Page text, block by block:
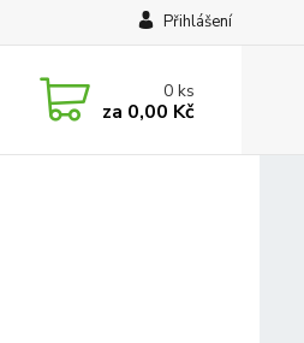
Přihlášení
0ks
za 0,00 Kč